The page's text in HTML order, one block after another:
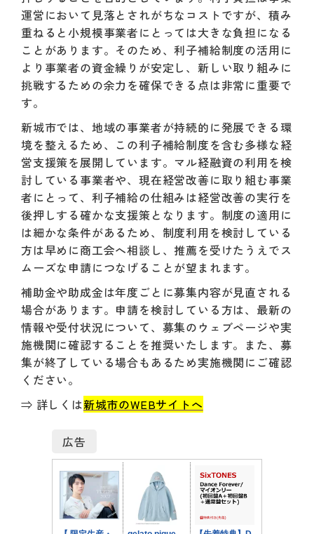
運営において見落とされがちなコストですが、積み
重ねると小規模事業者にとっては大きな負担になる
ことがあります。そのため、利子補給制度の活用に
より事業者の資金繰りが安定し、新しい取り組みに
挑戦するための余力を確保できる点は非常に重要で
す。
新城市では、地域の事業者が持続的に発展できる環
境を整えるため、この利子補給制度を含む多様な経
営支援策を展開しています。マル経融資の利用を検
討している事業者や、現在経営改善に取り組む事業
者にとって、利子補給の仕組みは経営改善の実行を
後押しする確かな支援策となります。制度の適用に
は細かな条件があるため、制度利用を検討している
方は早めに商工会へ相談し、推薦を受けたうえでス
ムーズな申請につなげることが望まれます。
補助金や助成金は年度ごとに募集内容が見直される
場合があります。申請を検討している方は、最新の
情報や受付状況について、募集のウェブページや実
施機関に確認することを推奨いたします。また、募
集が終了している場合もあるため実施機関にご確認
ください。
⇒ 詳しくは新城市のWEBサイトへ
広告